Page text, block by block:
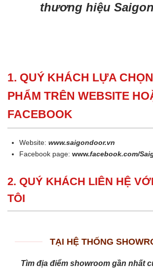
thương hiệu
1. QUÝ KHÁCH LỰA
PHẨM TRÊN WEBSITE
FACEBOOK
Website:www.saigondoor.vn
Facebook page:www.facebook.com/
2. QUÝ KHÁCH LIÊN HỆ
TÔI
TẠI HỆ THỐNG
Tìm địa điểm showroom gần nhất